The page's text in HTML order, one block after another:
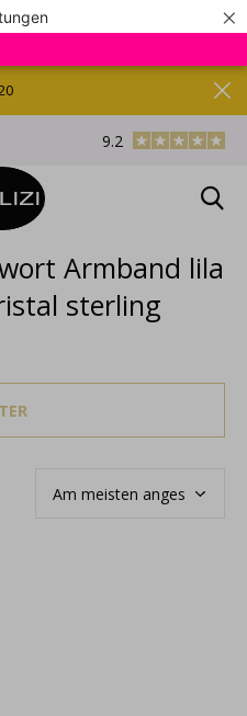
×
Kostenlose
9.2
Armband lila
sterling